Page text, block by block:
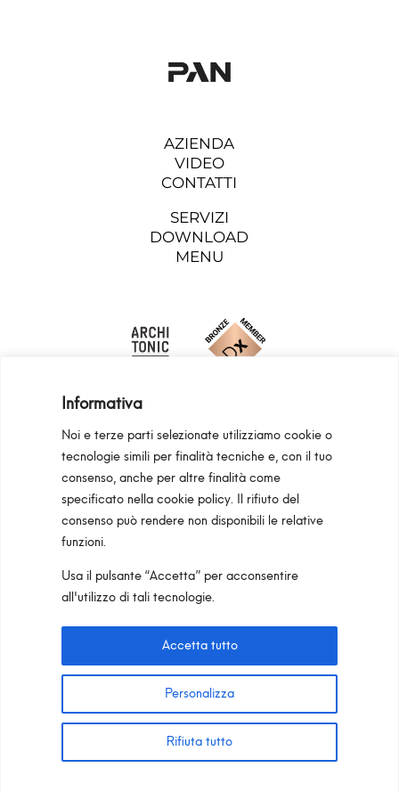
Informativa
Noi e terze parti selezionate utilizziamo cookie o
tecnologie simili per finalità tecniche e, con il tuo
consenso, anche per altre finalità come
specificato nella cookie policy. Il rifiuto del
consenso può rendere non disponibili le relative
funzioni.
Usa il pulsante “Accetta” per acconsentire
all'utilizzo di tali tecnologie.
Personalizza
Rifiuta tutto
Accetta tutto
AZIENDA
VIDEO
CONTATTI
SERVIZI
DOWNLOAD
MENU
Programma Regionale Toscana FESR 2021 -
2027 OP1 OS1
Area riservata
Pan S.r.l. – Via G. Michelucci 1, 50028
Partita IVA e C.F. IT03865770485 – SDI code:
T +39 055 80 59 33 6-7 –panint@panint.it
© 2022 – Pan S.r.l. – Tutti i diritti sono riservati